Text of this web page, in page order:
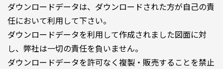
ダウンロードデータは、ダウンロードされた方が自己の責
任において利用して下さい。
ダウンロードデータを利用して作成されました図面に対
し、弊社は一切の責任を負いません。
ダウンロードデータを許可なく複製・販売することを禁止